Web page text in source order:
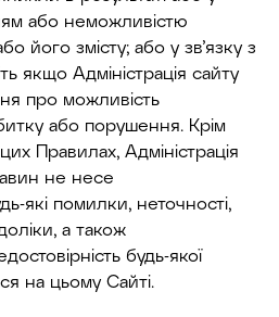
або неможливістю
його змісту; або у зв’язку з
якщо Адміністрація сайту
про можливість
або порушення. Крім
Правилах, Адміністрація
не несе
які помилки, неточності,
а також
будь-якої
на цьому Сайті.